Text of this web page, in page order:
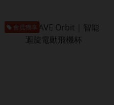
會員獨享